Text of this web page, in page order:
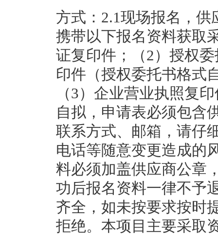
方式：2.1现场报名，
携带以下报名资料获取
证复印件；（2）授权
印件（授权委托书格式
（3）企业营业执照复
自拟，申请表必须包含
联系方式、邮箱，请仔
电话等随意变更造成的
料必须加盖供应商公章
功后报名资料一律不予
齐全，如未按要求按时
拒绝。本项目主要采取